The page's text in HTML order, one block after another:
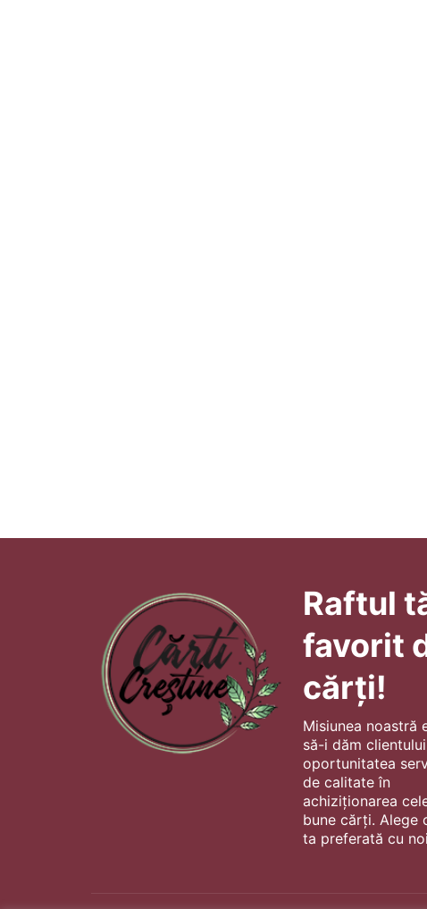
Raftul
favorit
cărți!
Misiunea noastră
să-i dăm clientului
oportunitatea
de calitate în
achiziționarea
bune cărți. Alege
ta preferată cu